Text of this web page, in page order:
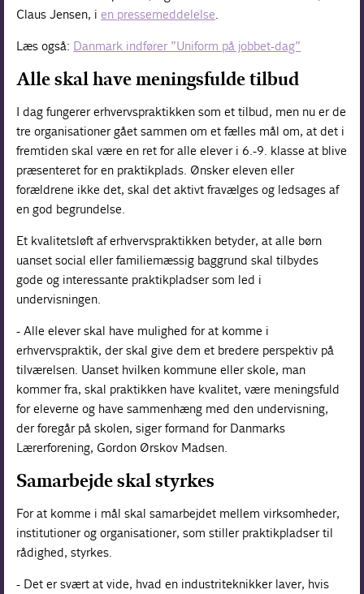
Claus Jensen, ien pressemeddelelse
Læs også: Danmark indfører ”Uniform på jobbet-dag”
Alle skal have meningsfulde tilbud
I dag fungerer erhvervspraktikken som et tilbud, men nu er de
tre organisationer gået sammen om et fælles mål om, at det i
fremtiden skal være en ret for alle elever i 6.-9. klasse at blive
præsenteret for en praktikplads. Ønsker eleven eller
forældrene ikke det, skal det aktivt fravælges og ledsages af
en god begrundelse.
Et kvalitetsløft af erhvervspraktikken betyder, at alle børn
uanset social eller familiemæssig baggrund skal tilbydes
gode og interessante praktikpladser som led i
undervisningen.
- Alle elever skal have mulighed for at komme i
erhvervspraktik, der skal give dem et bredere perspektiv på
tilværelsen. Uanset hvilken kommune eller skole, man
kommer fra, skal praktikken have kvalitet, være meningsfuld
for eleverne og have sammenhæng med den undervisning,
der foregår på skolen, siger formand for Danmarks
Lærerforening, Gordon Ørskov Madsen.
Samarbejde skal styrkes
For at komme i mål skal samarbejdet mellem virksomheder,
institutioner og organisationer, som stiller praktikpladser til
rådighed, styrkes.
- Det er svært at vide, hvad en industriteknikker laver, hvis